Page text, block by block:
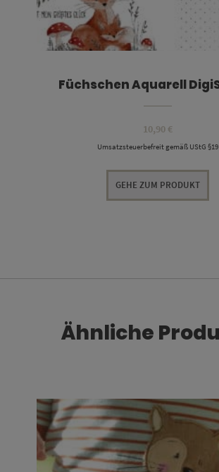
Füchschen Aquarell
10,90 €
Umsatzsteuerbefreit gemäß UStG §19
GEHE ZUM PRODUKT
Ähnliche